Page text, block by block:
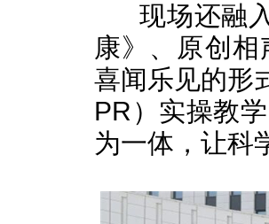
现场还融
康》、原创
喜闻乐见的形
PR）实操教
为一体，让科